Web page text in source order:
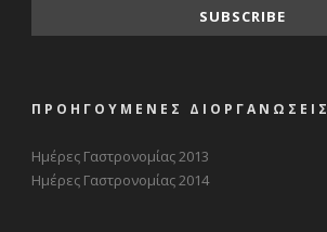
ΠΡΟΗΓΟΥΜΕΝΕΣ ΔΙΟΡΓΑΝΩΣΕΙΣ
Ημέρες Γαστρονομίας 2013
Ημέρες Γαστρονομίας 2014